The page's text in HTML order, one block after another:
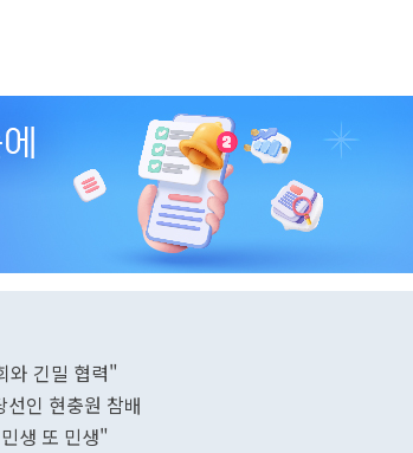
와 긴밀 협력"
인 현충원 참배
생 또 민생"